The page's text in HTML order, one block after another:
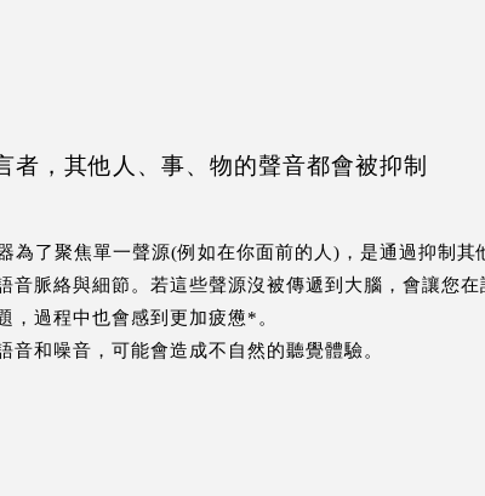
者，其他人、事、物的聲音都會被抑制
為了聚焦單一聲源(例如在你面前的人)，是通過抑制其
音脈絡與細節。若這些聲源沒被傳遞到大腦，會讓您
，過程中也會感到更加疲憊*。
和噪音，可能會造成不自然的聽覺體驗。